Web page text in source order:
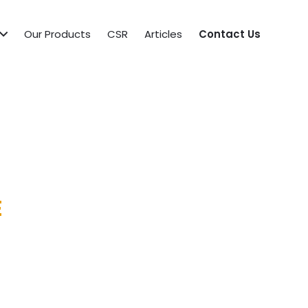
Our Products CSR Articles Contact Us